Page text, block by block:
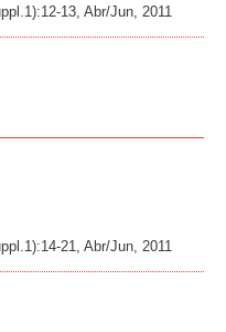
13, Abr/Jun, 2011
21, Abr/Jun, 2011